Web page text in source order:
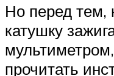
Но перед тем,
катушку
прочитать